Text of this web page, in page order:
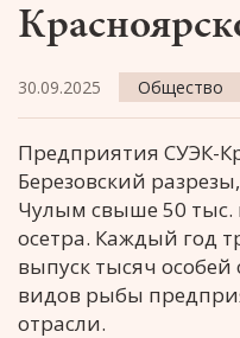
30.09.2025 Общество
Предприятия СУЭК-
Березовский
Чулым свыше 50 тыс.
осетра. Каждый год
выпуск тысяч
видов рыбы
отрасли.